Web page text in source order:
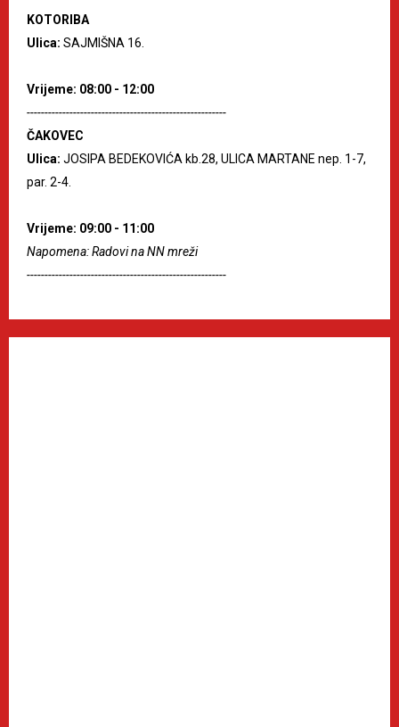
KOTORIBA
Ulica: SAJMIŠNA 16.
Vrijeme: 08:00 - 12:00
--------------------------------------------------------
ČAKOVEC
Ulica: JOSIPA BEDEKOVIĆA kb.28, ULICA MARTANE nep. 1-7,
par. 2-4.
Vrijeme: 09:00 - 11:00
Napomena: Radovi na NN mreži
--------------------------------------------------------